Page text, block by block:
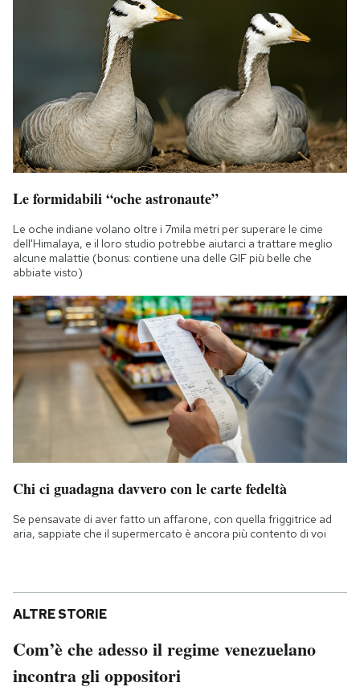
Le formidabili “oche astronaute”
Le oche indiane volano oltre i 7mila metri per superare le cime
dell'Himalaya, e il loro studio potrebbe aiutarci a trattare meglio
alcune malattie (bonus: contiene una delle GIF più belle che
abbiate visto)
Chi ci guadagna davvero con le carte fedeltà
Se pensavate di aver fatto un affarone, con quella friggitrice ad
aria, sappiate che il supermercato è ancora più contento di voi
ALTRE STORIE
Com’è che adesso il regime venezuelano
incontra gli oppositori